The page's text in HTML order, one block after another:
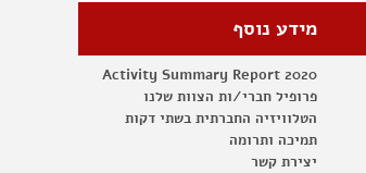
מידע נוסף
Activity Summary Report 2020
פרופיל חברי/ות הצוות שלנו
הטלוויזיה החברתית בשתי דקות
תמיכה ותרומה
יצירת קשר